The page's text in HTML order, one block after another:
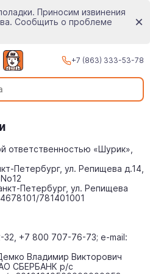
Приносим извинения
Сообщить о проблеме
+7 (863) 333-53-78
ответственностью «Шурик»,
Петербург, ул. Репищева д.14,
Петербург, ул. Репищева
781401001
+7 800 707-76-73; e-mail:
Владимир Викторович
СБЕРБАНК р/с